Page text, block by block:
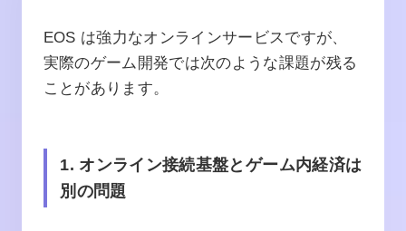
EOS は強力なオンラインサービスですが、
実際のゲーム開発では次のような課題が残る
ことがあります。
1. オンライン接続基盤とゲーム内経済は
別の問題